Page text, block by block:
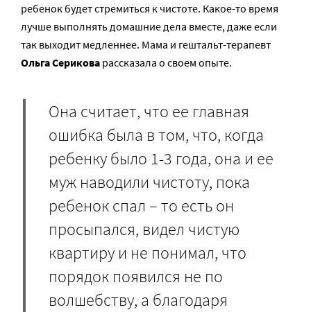
ребенок будет стремиться к чистоте. Какое-то время
лучше выполнять домашние дела вместе, даже если
так выходит медленнее. Мама и гештальт-терапевт
Ольга Серикова рассказала о своем опыте.
Она считает, что ее главная
ошибка была в том, что, когда
ребенку было 1-3 года, она и ее
муж наводили чистоту, пока
ребенок спал – то есть он
просыпался, видел чистую
квартиру и не понимал, что
порядок появился не по
волшебству, а благодаря